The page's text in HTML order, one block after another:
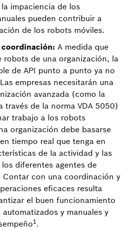
impaciencia de los
pueden contribuir a
de los robots móviles.
A medida que
robots de una organización, la
de API punto a punto ya no
empresas necesitarán una
avanzada (como la
través de la norma VDA 5050)
trabajo a los robots
organización debe basarse
tiempo real que tenga en
de la actividad y las
diferentes agentes de
Contar con una coordinación y
eficaces resulta
el buen funcionamiento
y manuales y
1.